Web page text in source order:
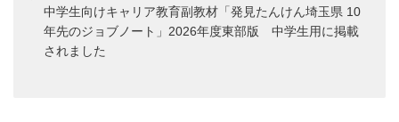
中学生向けキャリア教育副教材「発見たんけん埼玉県 10
年先のジョブノート」2026年度東部版 中学生用に掲載
されました